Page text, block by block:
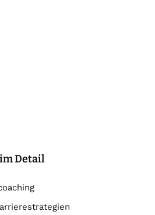
Detail